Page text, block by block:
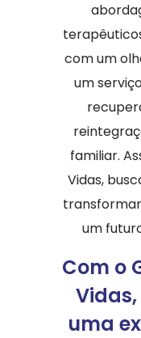
com um
um
familiar.
Vidas,
um
Com o
uma